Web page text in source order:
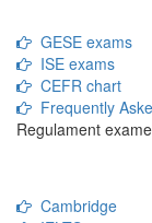
GESE exams
ISE exams
CEFR chart
Frequently
Regulament
Cambridge